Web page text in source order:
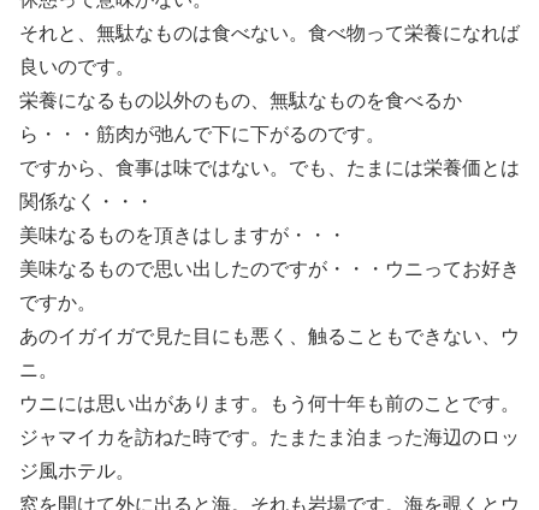
それと、無駄なものは食べない。食べ物って栄養になれば
良いのです。
栄養になるもの以外のもの、無駄なものを食べるか
ら・・・筋肉が弛んで下に下がるのです。
ですから、食事は味ではない。でも、たまには栄養価とは
関係なく・・・
美味なるものを頂きはしますが・・・
美味なるもので思い出したのですが・・・ウニってお好き
ですか。
あのイガイガで見た目にも悪く、触ることもできない、ウ
ニ。
ウニには思い出があります。もう何十年も前のことです。
ジャマイカを訪ねた時です。たまたま泊まった海辺のロッ
ジ風ホテル。
窓を開けて外に出ると海。それも岩場です。海を覗くとウ